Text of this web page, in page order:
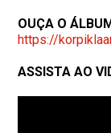
OUÇA O
https://
ASSISTA AO